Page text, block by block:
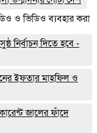
নির্বাচন দিতে হবে -
ইফতার মাহফিল ও
জালের ফাঁদে
ও ভিডিও ব্যবহার করা